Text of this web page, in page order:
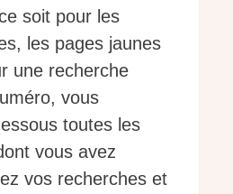
soit pour les
les pages jaunes
une recherche
vous
toutes les
vous avez
vos recherches et